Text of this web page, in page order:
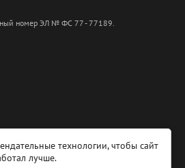
номер ЭЛ № ФС 77 - 77189.
технологии, чтобы сайт
лучше.